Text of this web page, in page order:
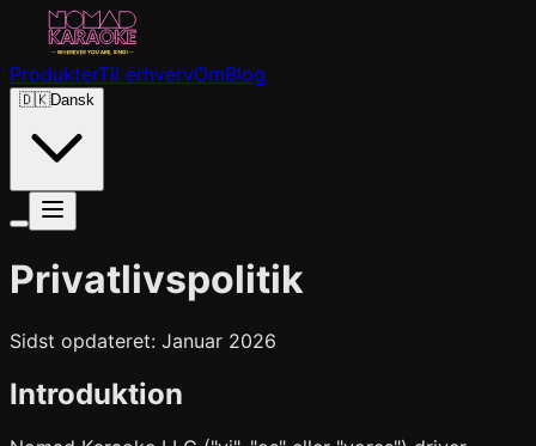
ProdukterTil erhvervOmBlog
🇩🇰Dansk
Privatlivspolitik
Sidst opdateret: Januar 2026
Introduktion